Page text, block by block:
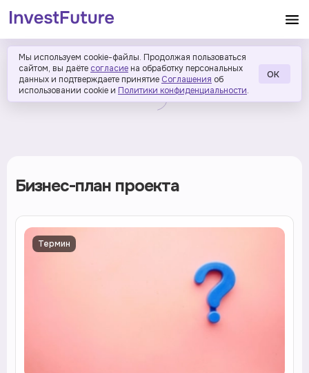
Мы используем cookie-файлы. Продолжая пользоваться
сайтом, вы даёте согласие на обработку персональных
данных и подтверждаете принятие Соглашения об
использовании cookie и Политики конфиденциальности.
ОК
Бизнес-план проекта
Термин